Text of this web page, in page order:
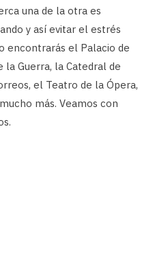
una de la otra es
y así evitar el estrés
encontrarás el Palacio de
la Guerra, la Catedral de
el Teatro de la Ópera,
más. Veamos con